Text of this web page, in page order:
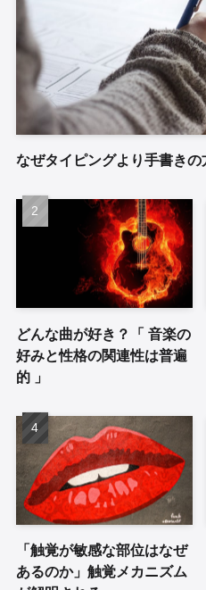
なぜタイピングより手書き
どんな曲が好き？「 音楽の
好みと性格の関連性は普遍
的 」
「触覚が敏感な部位はなぜ
あるのか」触覚メカニズム